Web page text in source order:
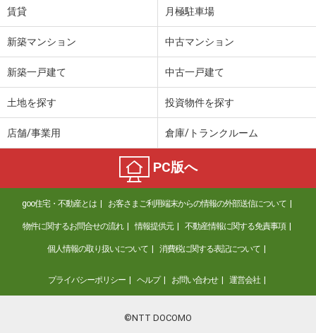
賃貸 月極駐車場
新築マンション 中古マンション
新築一戸建て 中古一戸建て
土地を探す 投資物件を探す
店舗/事業用 倉庫/トランクルーム
PC版へ
goo住宅・不動産とは お客さまご利用端末からの情報の外部送信について
物件に関するお問合せの流れ 情報提供元 不動産情報に関する免責事項
個人情報の取り扱いについて 消費税に関する表記について
プライバシーポリシー ヘルプ お問い合わせ 運営会社
©NTT DOCOMO